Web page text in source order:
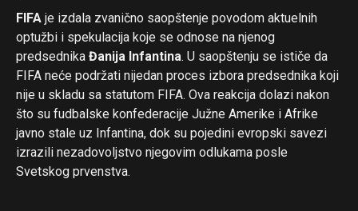
FIFA je izdala zvanično saopštenje povodom aktuelnih
optužbi i spekulacija koje se odnose na njenog
predsednika Đanija Infantina. U saopštenju se ističe da
FIFA neće podržati nijedan proces izbora predsednika koji
nije u skladu sa statutom FIFA. Ova reakcija dolazi nakon
što su fudbalske konfederacije Južne Amerike i Afrike
javno stale uz Infantina, dok su pojedini evropski savezi
izrazili nezadovoljstvo njegovim odlukama posle
Svetskog prvenstva.